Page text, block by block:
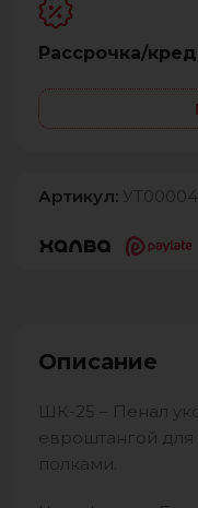
Рассрочка/
Артикул:
Описание
ШК-25 – Пенал
евроштангой
полками.